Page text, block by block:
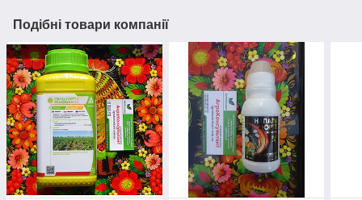
Подібні товари компанії